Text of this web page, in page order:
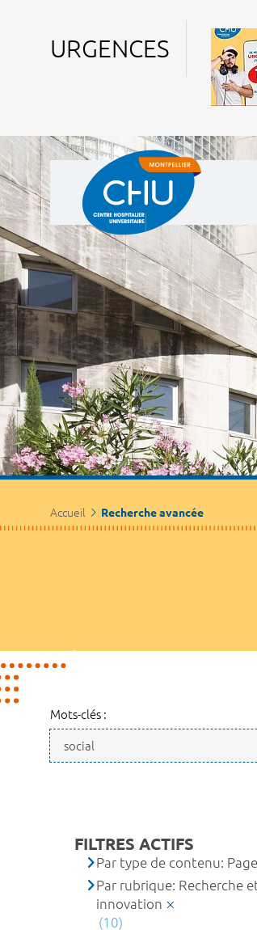
URGENCES
Accueil Recherche avancée
Mots-clés :
FILTRES ACTIFS
Par type de contenu:
Par rubrique: Recherche
innovation
(10)